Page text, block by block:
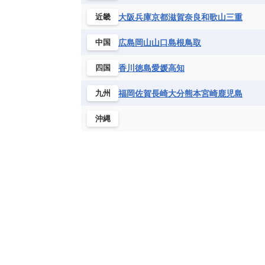
近畿 大阪兵庫京都滋賀奈良和歌山三重
中国 広島岡山山口島根鳥取
四国 香川 徳島愛媛高知
九州 福岡佐賀長崎大分熊本宮崎鹿児島
沖縄